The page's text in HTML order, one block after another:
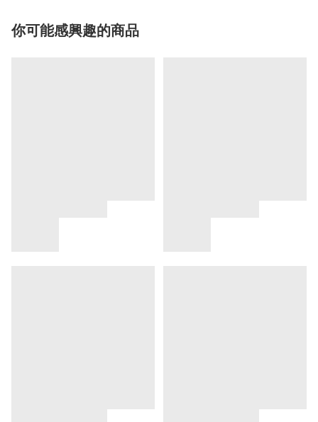
你可能感興趣的商品